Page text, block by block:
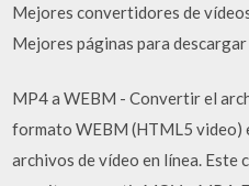
Mejores convertidores de
Mejores páginas para
MP4 a WEBM - Convertir el
formato WEBM (HTML5
archivos de vídeo en línea. Este